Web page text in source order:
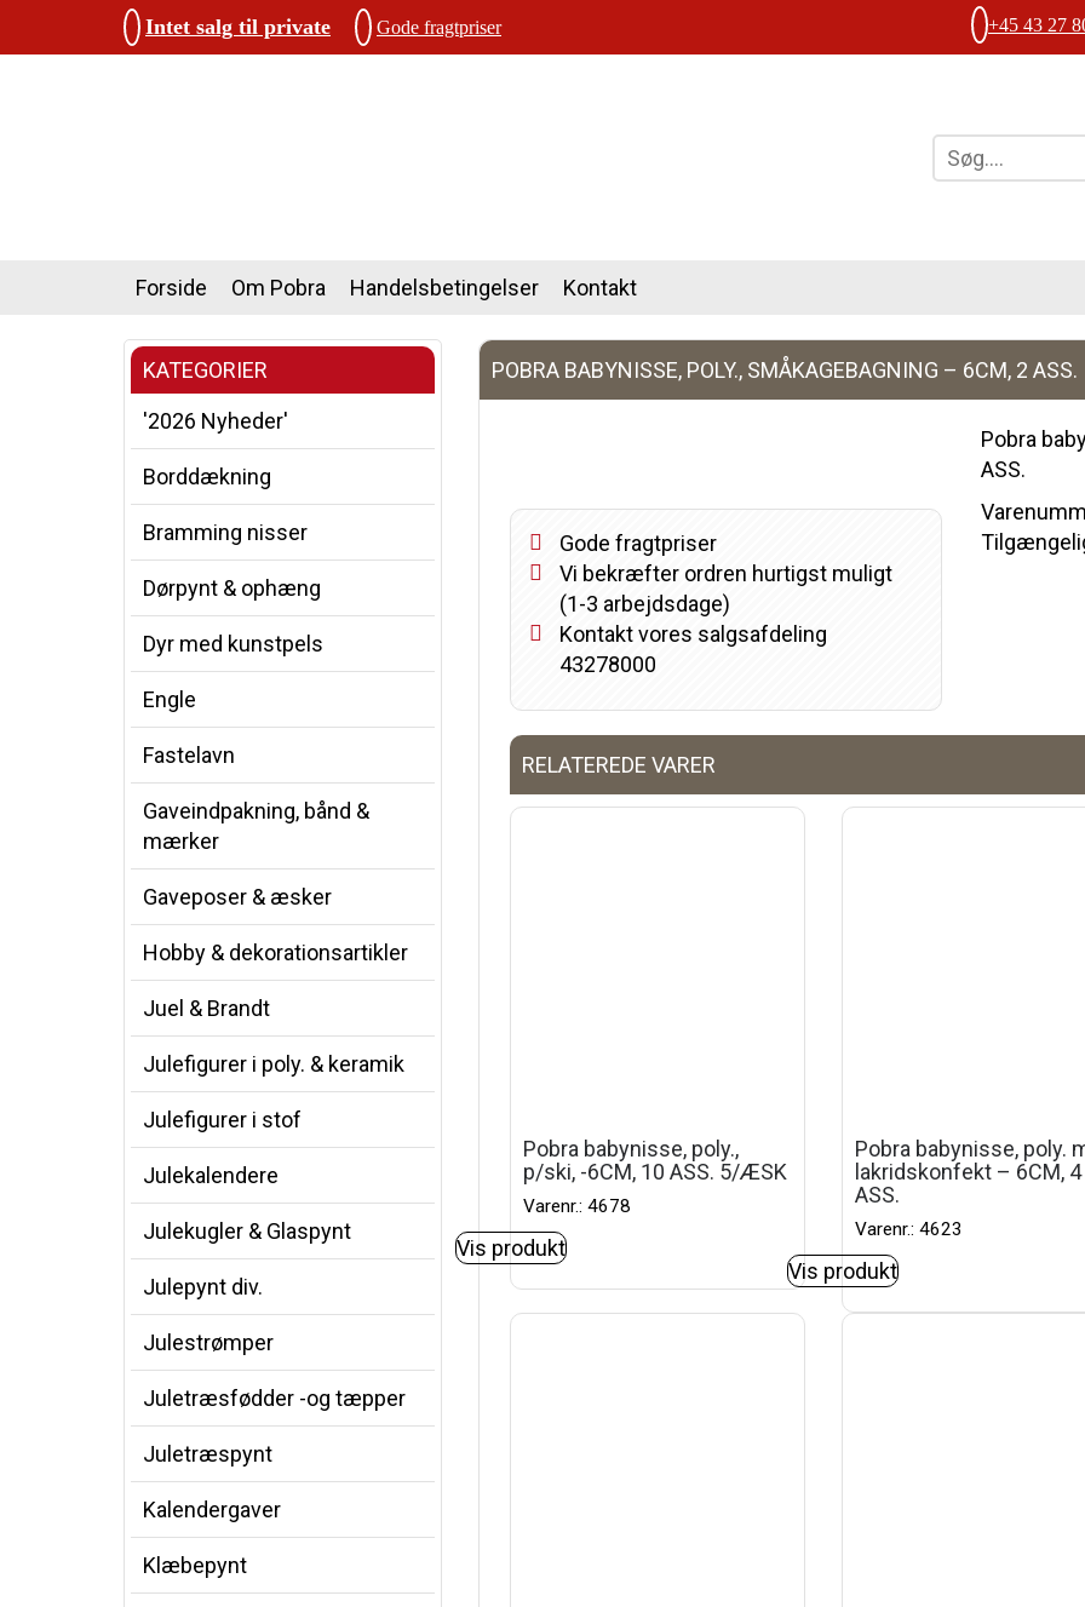
Intet salg til private Gode fragtpriser +45 43 27
Forside Om Pobra Handelsbetingelser Kontakt
KATEGORIER
'2026 Nyheder'
Borddækning
Bramming nisser
Dørpynt & ophæng
Dyr med kunstpels
Engle
Fastelavn
Gaveindpakning, bånd &
mærker
Gaveposer & æsker
Hobby & dekorationsartikler
Juel & Brandt
Julefigurer i poly. & keramik
Julefigurer i stof
Julekalendere
Julekugler & Glaspynt
Julepynt div.
Julestrømper
Juletræsfødder -og tæpper
Juletræspynt
Kalendergaver
Klæbepynt
POBRA BABYNISSE, POLY., SMÅKAGEBAGNING – 6CM, 2 ASS.
Gode fragtpriser
Vi bekræfter ordren hurtigst muligt
(1-3 arbejdsdage)
Kontakt vores salgsafdeling
43278000
Pobra
ASS.
RELATEREDE VARER
Pobra babynisse, poly.,
p/ski, -6CM, 10 ASS. 5/ÆSK
Varenr.: 4678
Vis produkt
Pobra babynisse, poly.
lakridskonfekt – 6CM, 4
ASS.
Varenr.: 4623
Vis produkt